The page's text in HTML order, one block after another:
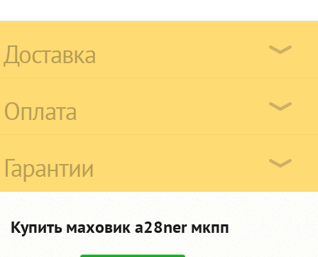
Доставка
Оплата
Гарантии
Купить маховик a28ner мкпп